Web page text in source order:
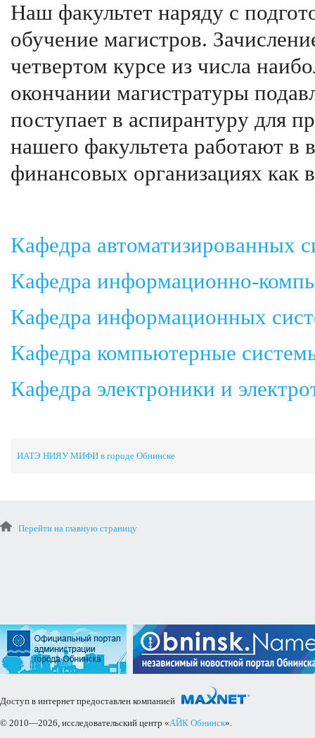
Наш факультет наряду с
обучение магистров.
четвертом курсе из числа
окончании магистратуры
поступает в аспирантуру для
нашего факультета работают
финансовых организациях как
Кафедра автоматизированных
Кафедра информационно-
Кафедра информационных
Кафедра компьютерные
Кафедра электроники и
ИАТЭ НИЯУ МИФИ в городе Обнинске
Перейти на главную страницу
Доступ в интернет предоставлен компанией
© 2010—2026, исследовательский центр «АЙК Обнинск».